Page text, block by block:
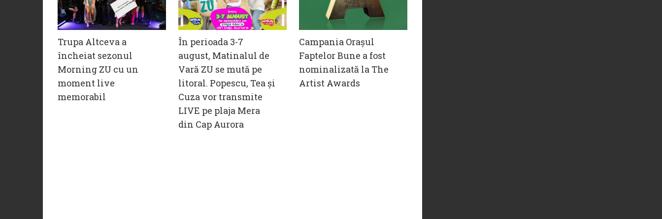
Trupa Altceva a
încheiat sezonul
Morning ZU cu un
moment live
memorabil
În perioada 3-7
august, Matinalul de
Vară ZU se mută pe
litoral. Popescu, Tea și
Cuza vor transmite
LIVE pe plaja Mera
din Cap Aurora
Campania Orașul
Faptelor Bune a fost
nominalizată la The
Artist Awards